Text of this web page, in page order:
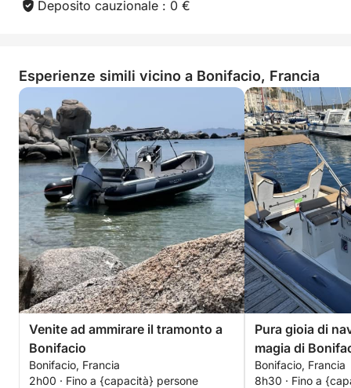
Deposito cauzionale : 0 €
Esperienze simili vicino a Bonifacio, Francia
Venite ad ammirare il tramonto a
Bonifacio
Bonifacio, Francia
2h00 · Fino a {capacità} persone
Pura gioia di
magia di
Bonifacio, Francia
8h30 · Fino a